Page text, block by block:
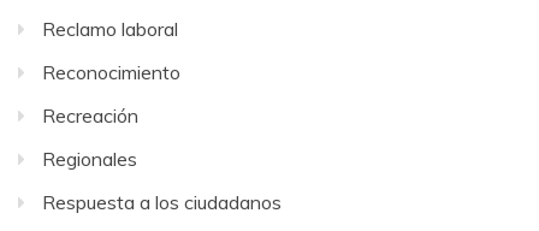
Reclamo laboral
Reconocimiento
Recreación
Regionales
Respuesta a los ciudadanos